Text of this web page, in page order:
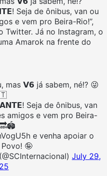
Seja de ônibus, van ou
e vem pro Beira-Rio!”,
Twitter. Já no Instagram, o
Amarok na frente do
mas 𝗩𝟲 já sabem, né!? 😜
Seja de ônibus, van
amigos e vem pro Beira-
e venha apoiar o
🤪
(@SCInternacional) July 29,